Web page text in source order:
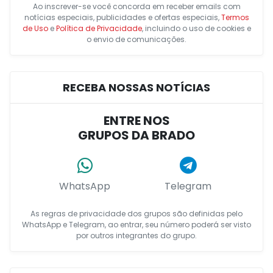
Ao inscrever-se você concorda em receber emails com
notícias especiais, publicidades e ofertas especiais,Termos
de UsoePolítica de Privacidade, incluindo o uso de cookies e
o envio de comunicações.
RECEBA NOSSAS NOTÍCIAS
ENTRE NOS
GRUPOS DA BRADO
WhatsApp Telegram
As regras de privacidade dos grupos são definidas pelo
WhatsApp e Telegram, ao entrar, seu número poderá ser visto
por outros integrantes do grupo.